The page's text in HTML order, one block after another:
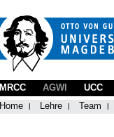
MRCC
AGWI
Home
Lehre Team
UCC